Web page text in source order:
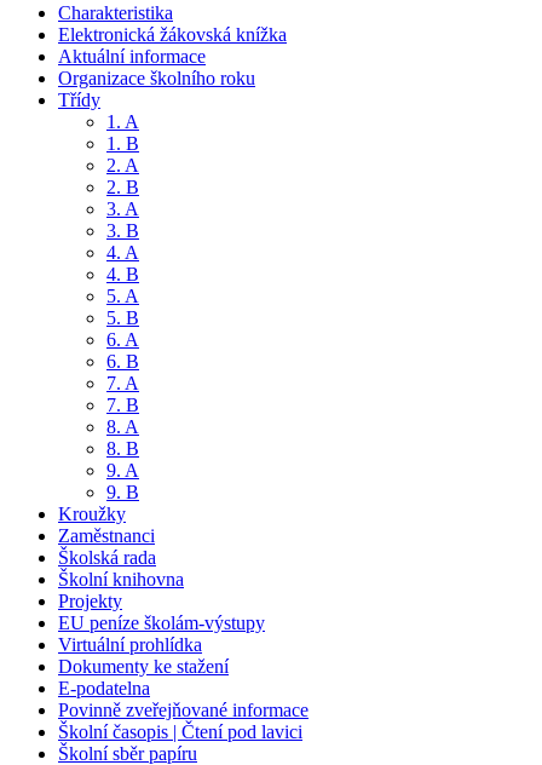
Charakteristika
Elektronická žákovská knížka
Aktuální informace
Organizace školního roku
Třídy
1. A
1. B
2. A
2. B
3. A
3. B
4. A
4. B
5. A
5. B
6. A
6. B
7. A
7. B
8. A
8. B
9. A
9. B
Kroužky
Zaměstnanci
Školská rada
Školní knihovna
Projekty
EU peníze školám-výstupy
Virtuální prohlídka
Dokumenty ke stažení
E-podatelna
Povinně zveřejňované informace
Školní časopis | Čtení pod lavici
Školní sběr papíru